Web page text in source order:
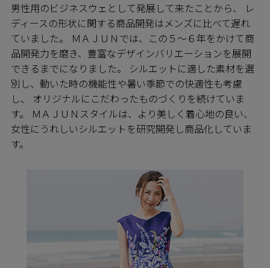
男性用のビジネスウェとして発展して来たことから、 レ
ディースの形状に関する商品開発はメンズに比べて遅れ
ていました。 ＭＡＪＵＮでは、この５～６年をかけて商
品開発力を磨き、豊富なデザインバリエーションを展開
できるまでになりました。 シルエットに適した素材を選
別し、動いた時の機能性や暑い季節での快適性も考慮
し、 オリジナルにこだわったものづくりを続けていま
す。 ＭＡＪＵＮスタイルは、より美しく着心地の良い、
女性にうれしいシルエットを研究開発し商品化していま
す。